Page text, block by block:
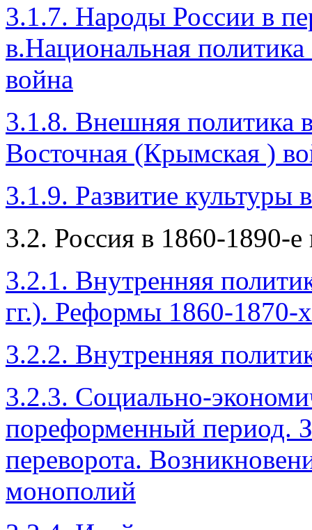
3.1.7. Народы России в
в.Национальная
война
3.1.8. Внешняя политика
Восточная (Крымская )
3.1.9. Развитие культуры
3.2. Россия в 1860-1890-е
3.2.1. Внутренняя
гг.). Реформы 1860-1870-х
3.2.2. Внутренняя
3.2.3. Социально-
пореформенный период.
переворота.
монополий